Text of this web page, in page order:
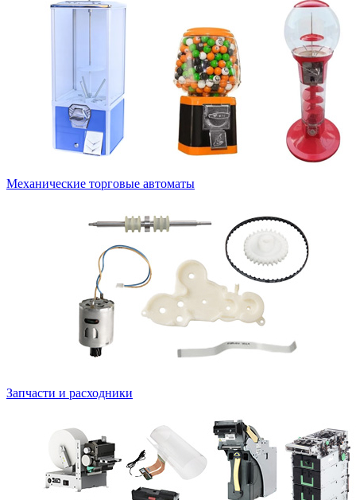
Механические торговые автоматы
Запчасти и расходники